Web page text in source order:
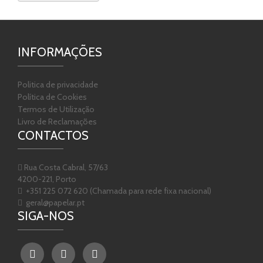
INFORMAÇÕES
Politica de privacidade
Política de Cookies
Termos de Utilização
Livro de Reclamações
CONTACTOS
Rua Costa Cabral, 57/63
4200-221, Porto
+351 225 072 620 (Chamada para rede fixa nacional)
geral@papelar.pt
SIGA-NOS